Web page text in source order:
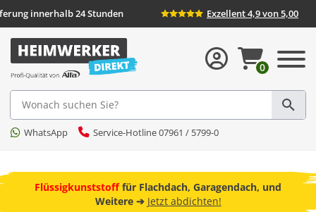
innerhalb 24 Stunden Exzellent 4,9 von 5,00
Suche
WhatsApp Service-Hotline 07961 / 5799-0
0
Flüssigkunststofffür Flachdach, Garagendach, und
Weitere ➔ Jetzt abdichten!